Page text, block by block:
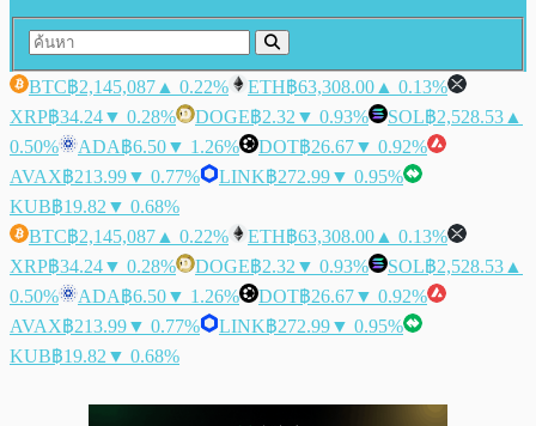
BTC฿2,145,087 ▲ 0.22% ETH฿63,308.00 ▲ 0.13%
XRP฿34.24▼ 0.28% DOGE฿2.32 ▼ 0.93% SOL฿2,528.53 ▲
0.50%
ADA฿6.50▼ 1.26% DOT฿26.67▼ 0.92%
AVAX฿213.99▼ 0.77% LINK฿272.99▼ 0.95%
KUB฿19.82 ▼ 0.68%
BTC฿2,145,087 ▲ 0.22% ETH฿63,308.00 ▲ 0.13%
XRP฿34.24▼ 0.28% DOGE฿2.32 ▼ 0.93% SOL฿2,528.53 ▲
0.50%
ADA฿6.50▼ 1.26% DOT฿26.67▼ 0.92%
AVAX฿213.99▼ 0.77% LINK฿272.99▼ 0.95%
KUB฿19.82 ▼ 0.68%